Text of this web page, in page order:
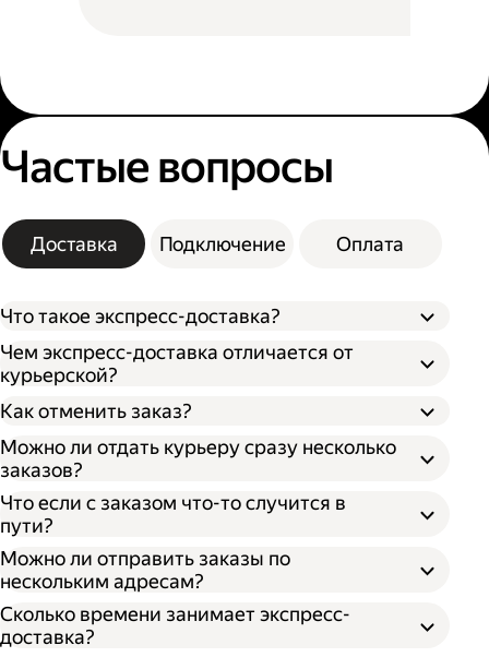
Частые вопросы
Доставка Подключение Оплата
Что такое экспресс-доставка?
Чем экспресс-доставка отличается от
курьерской?
Как отменить заказ?
Можно ли отдать курьеру сразу несколько
заказов?
Что если с заказом что-то случится в
пути?
Можно ли отправить заказы по
нескольким адресам?
Сколько времени занимает экспресс-
доставка?